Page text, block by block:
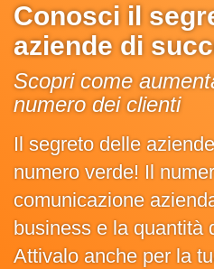
Conosci il
aziende di
Scopri come
numero dei clienti
Il segreto delle
numero verde! Il
comunicazione
business e la quantità
Attivalo anche per la